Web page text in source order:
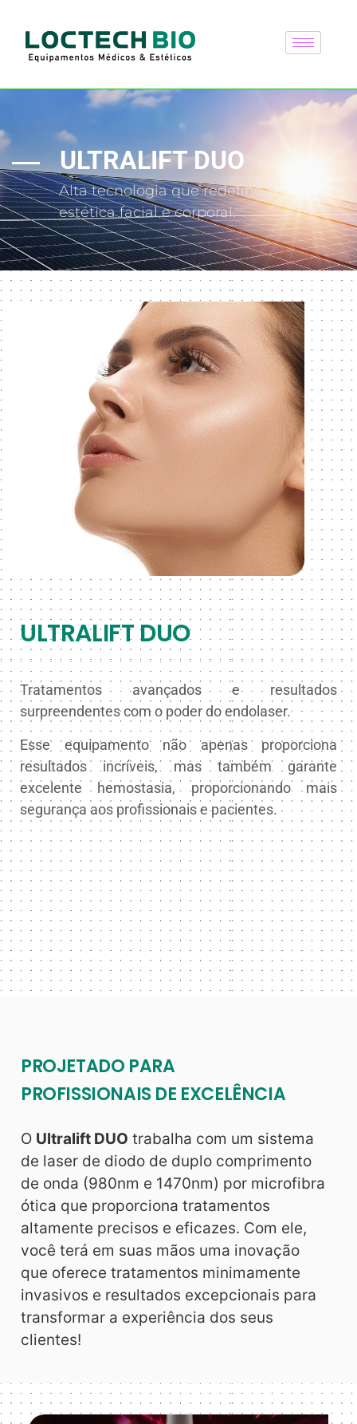
ULTRALIFT DUO
Alta tecnologia que redefine a
estética facial e corporal.
ULTRALIFT DUO
Tratamentos avançados e resultados
surpreendentes com o poder do endolaser.
Esse equipamento não apenas proporciona
resultados incríveis, mas também garante
excelente hemostasia, proporcionando mais
segurança aos profissionais e pacientes.
PROJETADO PARA
PROFISSIONAIS DE EXCELÊNCIA
O Ultralift DUO trabalha com um sistema
de laser de diodo de duplo comprimento
de onda (980nm e 1470nm) por microfibra
ótica que proporciona tratamentos
altamente precisos e eficazes. Com ele,
você terá em suas mãos uma inovação
que oferece tratamentos minimamente
invasivos e resultados excepcionais para
transformar a experiência dos seus
clientes!